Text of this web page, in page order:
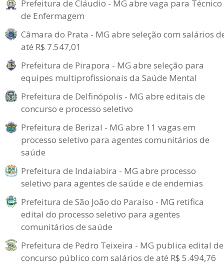
Prefeitura de Cláudio - MG abre vaga para Técnico
de Enfermagem
Câmara do Prata - MG abre seleção com salários
até R$ 7.547,01
Prefeitura de Pirapora - MG abre seleção para
equipes multiprofissionais da Saúde Mental
Prefeitura de Delfinópolis - MG abre editais de
concurso e processo seletivo
Prefeitura de Berizal - MG abre 11 vagas em
processo seletivo para agentes comunitários de
saúde
Prefeitura de Indaiabira - MG abre processo
seletivo para agentes de saúde e de endemias
Prefeitura de São João do Paraíso - MG retifica
edital do processo seletivo para agentes
comunitários de saúde
Prefeitura de Pedro Teixeira - MG publica edital de
concurso público com salários de até R$ 5.494,76